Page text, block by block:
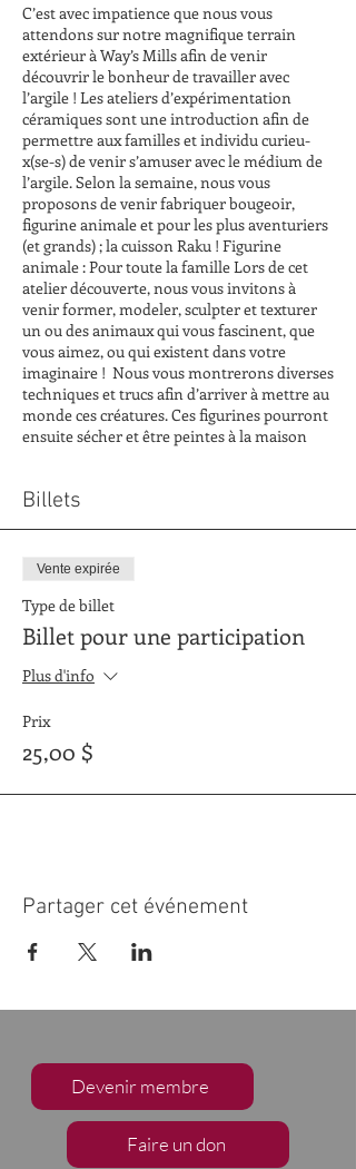
C’est avec impatience que nous vous
attendons sur notre magnifique terrain
extérieur à Way’s Mills afin de venir
découvrir le bonheur de travailler avec
l’argile ! Les ateliers d’expérimentation
céramiques sont une introduction afin de
permettre aux familles et individu curieu-
x(se-s) de venir s’amuser avec le médium de
l’argile. Selon la semaine, nous vous
proposons de venir fabriquer bougeoir,
figurine animale et pour les plus aventuriers
(et grands) ; la cuisson Raku ! Figurine
animale : Pour toute la famille Lors de cet
atelier découverte, nous vous invitons à
venir former, modeler, sculpter et texturer
un ou des animaux qui vous fascinent, que
vous aimez, ou qui existent dans votre
imaginaire ! Nous vous montrerons diverses
techniques et trucs afin d’arriver à mettre au
monde ces créatures. Ces figurines pourront
ensuite sécher et être peintes à la maison
Billets
Vente expirée
Type de billet
Billet pour une participation
Plus d'info
Prix
25,00 $
Partager cet événement
Devenir membre
Faire un don